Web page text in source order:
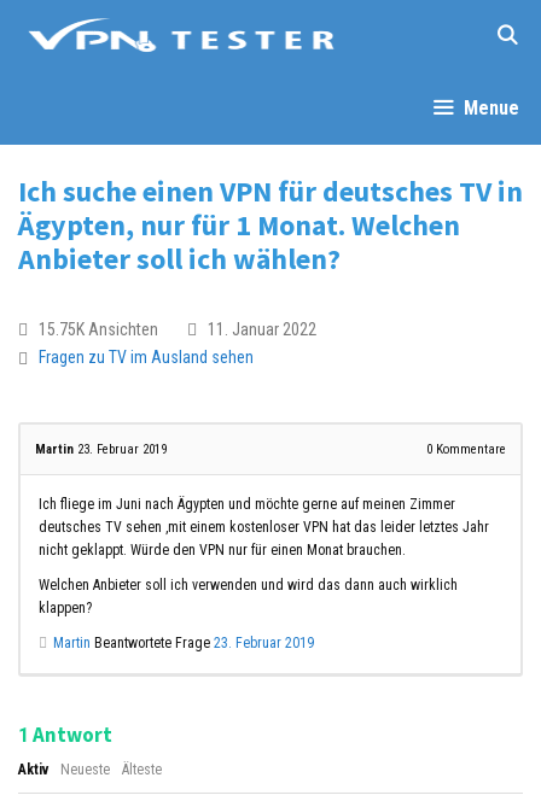
Menue
Ich suche einen VPN für deutsches TV in
Ägypten, nur für 1 Monat. Welchen
Anbieter soll ich wählen?
15.75K Ansichten
11. Januar 2022
Fragen zu TV im Ausland sehen
Martin 23. Februar 2019 0 Kommentare
Ich fliege im Juni nach Ägypten und möchte gerne auf meinen Zimmer
deutsches TV sehen ,mit einem kostenloser VPN hat das leider letztes Jahr
nicht geklappt. Würde den VPN nur für einen Monat brauchen.
Welchen Anbieter soll ich verwenden und wird das dann auch wirklich
klappen?
Martin Beantwortete Frage 23. Februar 2019
1 Antwort
Aktiv Neueste Älteste